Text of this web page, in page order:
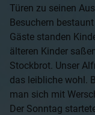
Türen zu seinen
Besuchern
Gäste standen
älteren Kinder
Stockbrot. Unser
das leibliche wohl.
man sich mit
Der Sonntag